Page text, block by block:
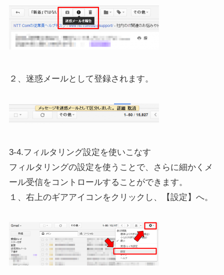
２、迷惑メールとして登録されます。
3-4.フィルタリング設定を使いこなす
フィルタリングの設定を使うことで、さらに細かくメ
ール受信をコントロールすることができます。
１、右上のギアアイコンをクリックし、【設定】へ。